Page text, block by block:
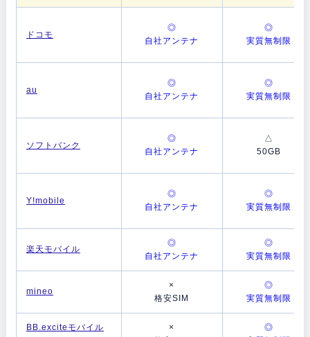
ドコモ
◎
自社アンテナ
◎
実質無制限
au
◎
自社アンテナ
◎
実質無制限
ソフトバンク
◎
自社アンテナ
△
50GB
Y!mobile
◎
自社アンテナ
◎
実質無制限
楽天モバイル
◎
自社アンテナ
◎
実質無制限
mineo
×
格安SIM
◎
実質無制限
BB.exciteモバイル
×
◎